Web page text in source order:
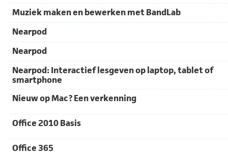
Muziek maken en bewerken met BandLab
Nearpod
Nearpod
Nearpod: Interactief lesgeven op laptop, tablet of
smartphone
Nieuw op Mac? Een verkenning
Office 2010 Basis
Office 365